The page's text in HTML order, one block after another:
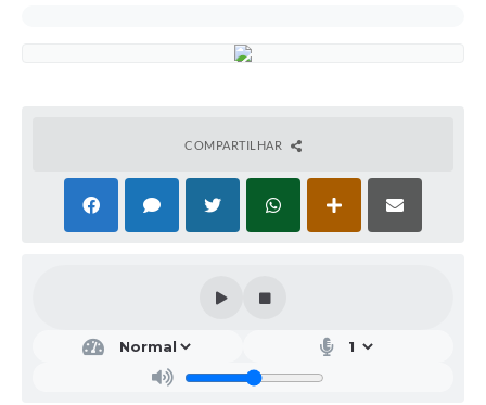
COMPARTILHAR